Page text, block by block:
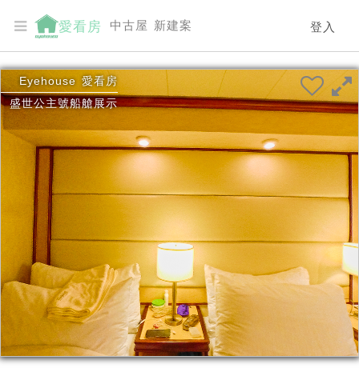
愛看房 登入
中古屋 新建案
Eyehouse 愛看房
盛世公主號船艙展示